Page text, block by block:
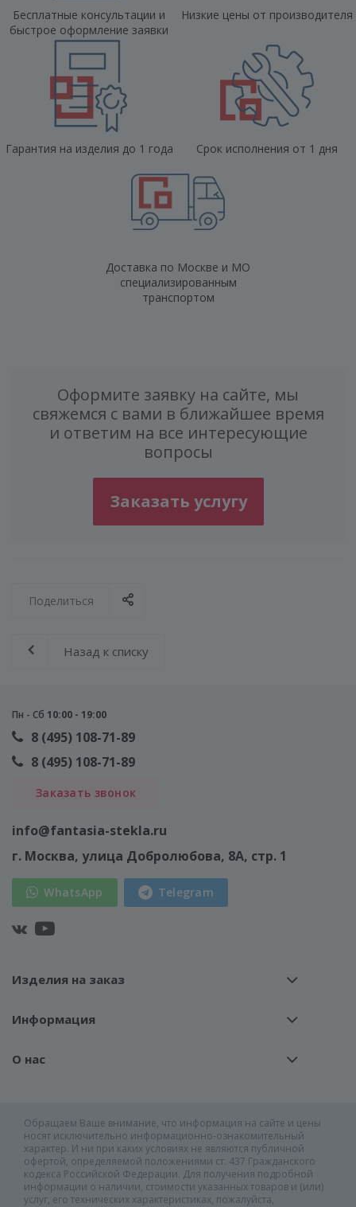
Бесплатные консультации и
быстрое оформление заявки
Низкие цены от производителя
Гарантия на изделия до 1 года Срок исполнения от 1 дня
Доставка по Москве и МО
специализированным
транспортом
Оформите заявку на сайте, мы
свяжемся с вами в ближайшее время
и ответим на все интересующие
вопросы
Заказать услугу
Поделиться
Назад к списку
Пн - Сб 10:00 - 19:00
8 (495) 108-71-89
8 (495) 108-71-89
Заказать звонок
info@fantasia-stekla.ru
г. Москва, улица Добролюбова, 8А, стр. 1
WhatsApp Telegram
Изделия на заказ
Информация
О нас
Обращаем Ваше внимание, что информация на сайте и цены
носят исключительно информационно-ознакомительный
характер. И ни при каких условиях не являются публичной
офертой, определяемой положениями ст. 437 Гражданского
кодекса Российской Федерации. Для получения подробной
информации о наличии, стоимости указанных товаров и (или)
услуг, его технических характеристиках, пожалуйста,